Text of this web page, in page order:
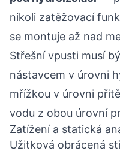
nikoli zatěžovací
se montuje až nad
Střešní vpusti musí
nástavcem v úrovni
mřížkou v úrovni
vodu z obou úrovní
Zatížení a statická
Užitková obrácená